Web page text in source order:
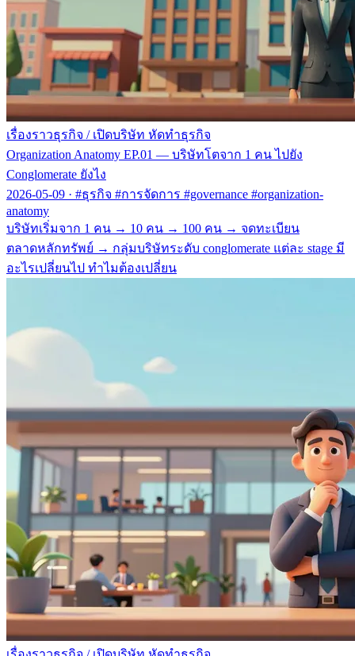
เรื่องราวธุรกิจ / เปิดบริษัท หัดทำธุรกิจ
Organization Anatomy EP.01 — บริษัทโตจาก 1 คน ไปยัง
Conglomerate ยังไง
2026-05-09 · #ธุรกิจ #การจัดการ #governance #organization-
anatomy
บริษัทเริ่มจาก 1 คน → 10 คน → 100 คน → จดทะเบียน
ตลาดหลักทรัพย์ → กลุ่มบริษัทระดับ conglomerate แต่ละ stage มี
อะไรเปลี่ยนไป ทำไมต้องเปลี่ยน